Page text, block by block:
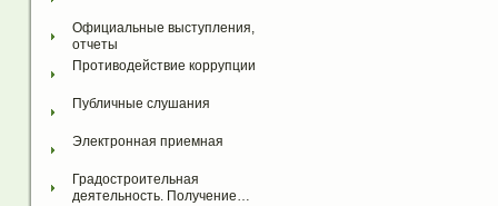
Официальные выступления,
отчеты
Противодействие коррупции
Публичные слушания
Электронная приемная
Градостроительная
деятельность. Получение…